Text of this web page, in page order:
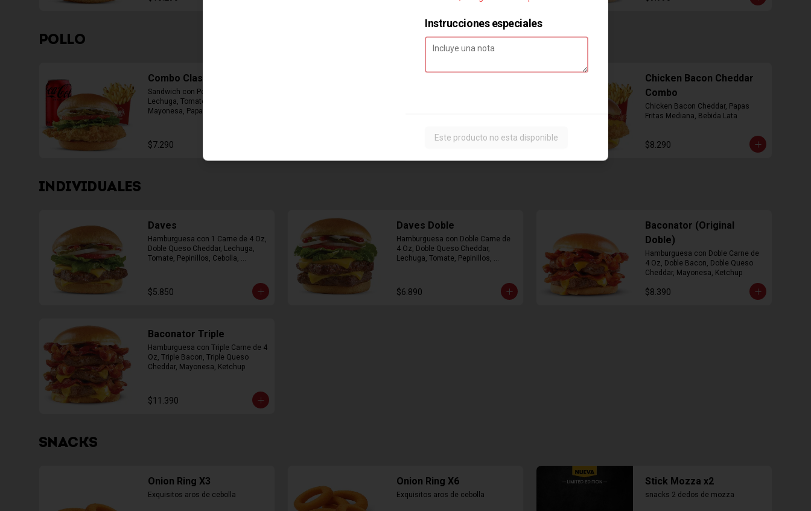
POLLO
Combo Classic Chicken
Sandwich con Pechuga Apanada,
Lechuga, Tomate, Pepinillos y
Mayonesa, Papas Fritas Mediana,
$7.290
Mediana y Bebida Lata
Chicken Bacon Cheddar
Combo
Chicken Bacon Cheddar, Papas
Fritas Mediana, Bebida Lata
$8.290
INDIVIDUALES
Daves
Hamburguesa con 1 Carne de 4 Oz,
Doble Queso Cheddar, Lechuga,
Tomate, Pepinillos, Cebolla,
$5.850
Daves Doble
Hamburguesa con Doble Carne de
4 Oz, Doble Queso Cheddar,
Lechuga, Tomate, Pepinillos,
$6.890
Baconator (Original
Doble)
Hamburguesa con Doble Carne de
4 Oz, Doble Bacon, Doble Queso
Cheddar, Mayonesa, Ketchup
$8.390
Baconator Triple
Hamburguesa con Triple Carne de 4
Oz, Triple Bacon, Triple Queso
Cheddar, Mayonesa, Ketchup
$11.390
SNACKS
Onion Ring X3
Exquisitos aros de cebolla
Onion Ring X6
Exquisitos aros de cebolla
Stick Mozza x2
snacks 2 dedos de mozza
Instrucciones especiales
Este producto no esta disponible